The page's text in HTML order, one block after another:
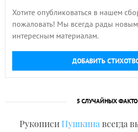
Хотите опубликоваться в нашем
пожаловать! Мы всегда рады
интересным материалам.
ДОБАВИТЬ
5 СЛУЧАЙНЫХ
Рукописи Пушкинавсегда